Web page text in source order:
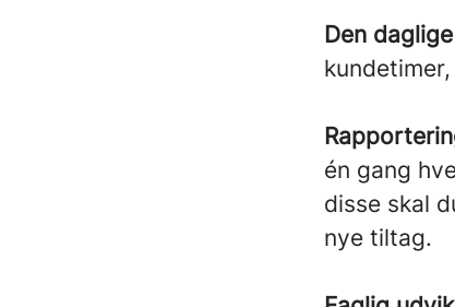
Den
én gang
disse skal
nye tiltag.